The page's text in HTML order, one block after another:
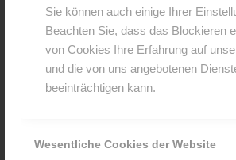
Sie können auch einige Ihrer
Beachten Sie, dass das Blockieren
von Cookies Ihre Erfahrung auf
und die von uns angebotenen
beeinträchtigen kann.
Wesentliche Cookies der Website
Hinterlasse einen
An der Diskussion beteiligen?
Hinterlasse uns deinen Kommentar!